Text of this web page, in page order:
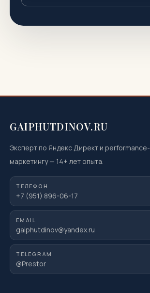
GAIPHUTDINOV.RU
Эксперт по Яндекс Директ и performance-
маркетингу— 14+ лет опыта.
ТЕЛЕФОН
+7 (951) 896-06-17
EMAIL
gaiphutdinov@yandex.ru
TELEGRAM
@Prestor